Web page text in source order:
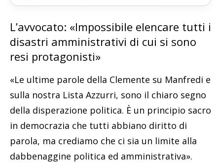
L’avvocato: «Impossibile elencare tutti i
disastri amministrativi di cui si sono
resi protagonisti»
«Le ultime parole della Clemente su Manfredi e
sulla nostra Lista Azzurri, sono il chiaro segno
della disperazione politica. È un principio sacro
in democrazia che tutti abbiano diritto di
parola, ma crediamo che ci sia un limite alla
dabbenaggine politica ed amministrativa».